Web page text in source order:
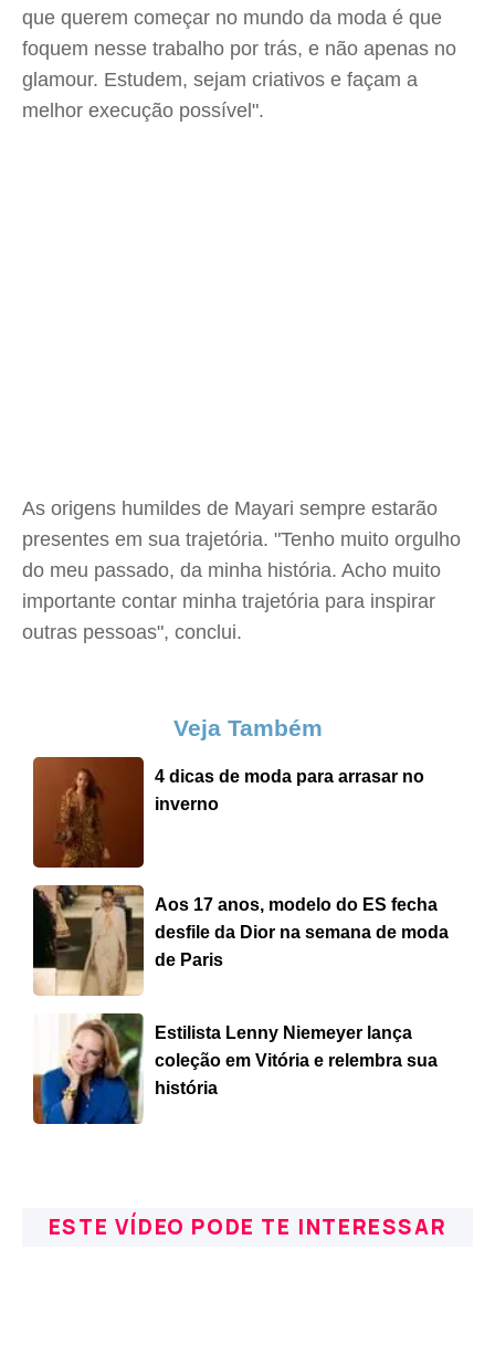
que querem começar no mundo da moda é que
foquem nesse trabalho por trás, e não apenas no
glamour. Estudem, sejam criativos e façam a
melhor execução possível".
As origens humildes de Mayari sempre estarão
presentes em sua trajetória. "Tenho muito orgulho
do meu passado, da minha história. Acho muito
importante contar minha trajetória para inspirar
outras pessoas", conclui.
Veja Também
4 dicas de moda para arrasar no
inverno
Aos 17 anos, modelo do ES fecha
desfile da Dior na semana de moda
de Paris
Estilista Lenny Niemeyer lança
coleção em Vitória e relembra sua
história
ESTE VÍDEO PODE TE INTERESSAR